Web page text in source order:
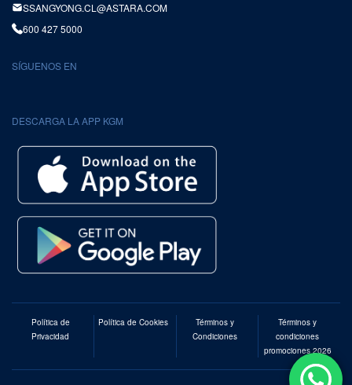
SSANGYONG.CL@ASTARA.COM
600 427 5000
SÍGUENOS EN
DESCARGA LA APP KGM
Política de
Privacidad
Política de Cookies
Términos y
Condiciones
Términos y
condiciones
promociones 2026